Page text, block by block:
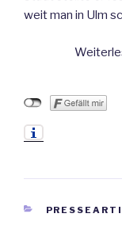
weit man in Ulm